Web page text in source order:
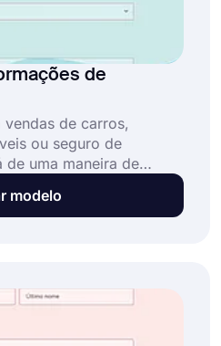
de
de carros,
ou seguro de
de uma maneira de
seus clientes sobre
de informações
modelo